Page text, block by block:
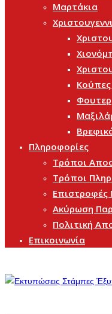
Μαρτάκια
Φουτερ
Πληροφορίες
Τρόποι
Τρόποι
Επιστροφές
Ακύρωση
Πολιτική
Επικοινωνία